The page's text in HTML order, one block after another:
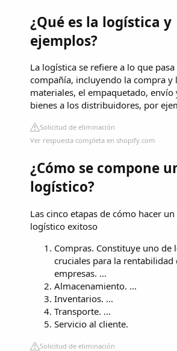
¿Qué es la logística y
ejemplos?
La logística se refiere a lo que
compañía, incluyendo la compra y
materiales, el empaquetado,
bienes a los distribuidores, por
Solicitud de eliminación
Ver respuesta completa en shopify.com
¿Cómo se compone
logístico?
Las cinco etapas de cómo hacer
logístico exitoso
Compras. Constituye uno de
cruciales para la rentabilidad
empresas. ...
Almacenamiento. ...
Inventarios. ...
Transporte. ...
Servicio al cliente.
Solicitud de eliminación